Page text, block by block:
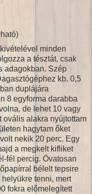
minden
a tésztát, csak
adagokban. Szép
kb. 0,5
duplájára
8 egyforma darabba
de lehet 10 vagy
ovális alakra nyújtottam
hagytam őket
nekik 20 perc. Egy
a megkelt kifliket
fél percig. Óvatosan
bélelt tepsire
tenni, mert
fokra előmelegített